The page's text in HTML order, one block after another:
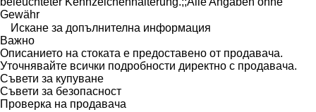
Gewähr
Искане за допълнителна информация
Важно
Описанието на стоката е предоставено от продавача.
Уточнявайте всички подробности директно с продавача.
Съвети за купуване
Съвети за безопасност
Проверка на продавача